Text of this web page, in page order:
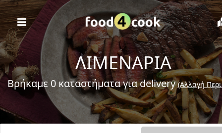
ΛΙΜΕΝΑΡΙΑ
Βρήκαμε 0 καταστήματα για delivery(Αλλαγή